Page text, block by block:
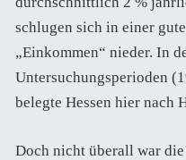
schlugen sich in einer
„Einkommen“ nieder. In
Untersuchungsperioden
belegte Hessen hier nach
Doch nicht überall war